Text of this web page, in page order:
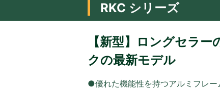
RKC シリーズ
【新型】ロングセラ
クの最新モデル
●優れた機能性を持つアルミフレー